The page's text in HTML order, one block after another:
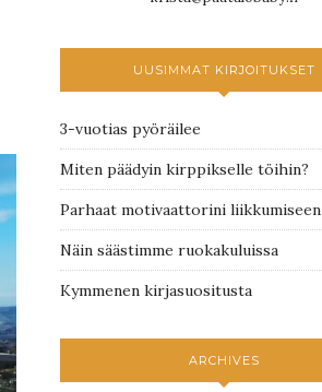
UUSIMMAT KIRJOITUKSET
3-vuotias pyöräilee
Miten päädyin kirppikselle töihin?
Parhaat motivaattorini liikkumiseen
Näin säästimme ruokakuluissa
Kymmenen kirjasuositusta
ARCHIVES